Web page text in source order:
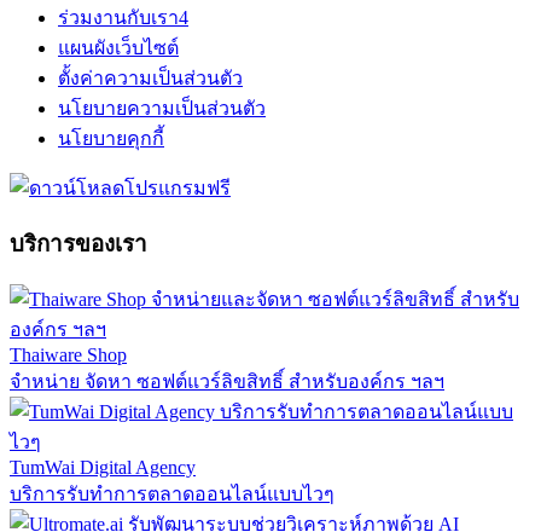
ร่วมงานกับเรา4
แผนผังเว็บไซต์
ตั้งค่าความเป็นส่วนตัว
นโยบายความเป็นส่วนตัว
นโยบายคุกกี้
บริการของเรา
Thaiware Shop
จำหน่าย จัดหา ซอฟต์แวร์ลิขสิทธิ์ สำหรับองค์กร ฯลฯ
TumWai Digital Agency
บริการรับทำการตลาดออนไลน์แบบไวๆ